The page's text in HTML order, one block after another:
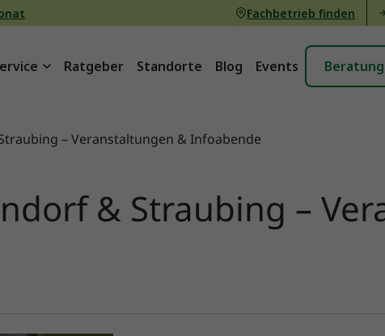
Fachbetrieb finden
Ratgeber Standorte Blog Events
– Veranstaltungen & Infoabende
& Straubing –